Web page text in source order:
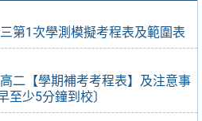
第1次學測模擬考程表及範圍表
二【學期補考考程表】及注意事
至少5分鐘到校〕